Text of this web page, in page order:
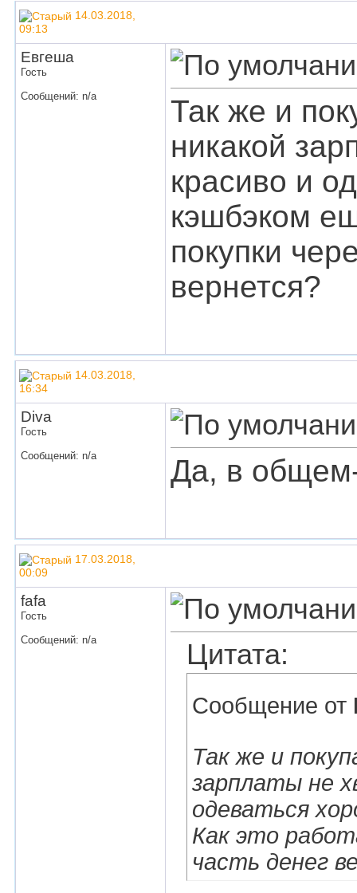
14.03.2018,
09:13
Евгеша
Гость
Сообщений: n/a
Так же и
никакой
красиво и
кэшбэком
покупки
вернется?
14.03.2018,
16:34
Diva
Гость
Сообщений: n/a
Да, в
17.03.2018,
00:09
fafa
Гость
Сообщений: n/a
Цитата:
Сообщение от
Так же и
зарплаты не
одеваться
Как это
часть денег